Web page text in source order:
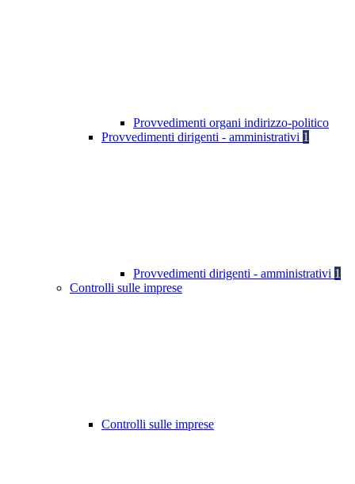
Provvedimenti organi indirizzo-politico
Provvedimenti dirigenti - amministrativi 1
Provvedimenti dirigenti - amministrativi 1
Controlli sulle imprese
Controlli sulle imprese